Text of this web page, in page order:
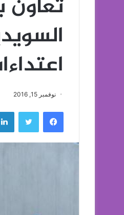
تعاون
نوفمبر 15, 2016
فيسبوك تويتر